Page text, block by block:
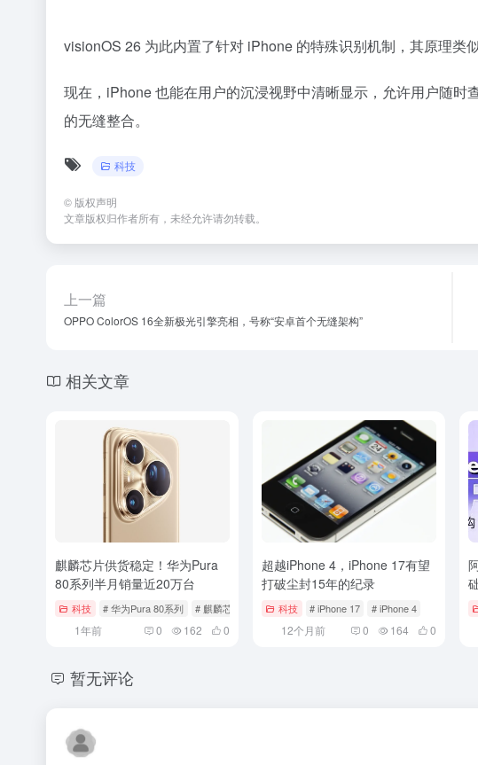
visionOS 26 为此内置了针对 iPhone 的特殊识别机制，其原理类
现在，iPhone 也能在用户的沉浸视野中清晰显示，允许用户随
的无缝整合。
科技
© 版权声明
文章版权归作者所有，未经允许请勿转载。
上一篇
OPPO ColorOS 16全新极光引擎亮相，号称“安卓首个无缝架构”
相关文章
麒麟芯片供货稳定！华为Pura
80系列半月销量近20万台
科技 # 华为Pura 80系列 # 麒麟芯片
1年前 0 162 0
超越iPhone 4，iPhone 17有望
打破尘封15年的纪录
科技 # iPhone 17 # iPhone 4
12个月前 0 164 0
暂无评论